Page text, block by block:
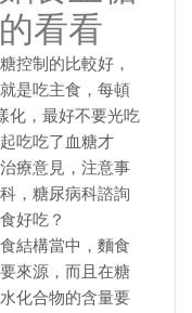
看看
控制的比較好，
是吃主食，每頓
化，最好不要光吃
吃吃了血糖才
療意見，注意事
，糖尿病科諮詢
好吃？
結構當中，麵食
來源，而且在糖
化合物的含量要